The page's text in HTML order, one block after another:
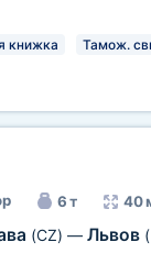
книжка Тамож.
6 т 40
(CZ) — Львов